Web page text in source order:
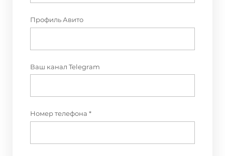
Профиль Авито
Ваш канал Telegram
Номер телефона *